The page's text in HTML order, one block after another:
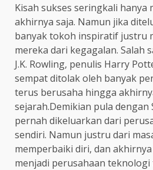
Kisah sukses seringkali hanya
akhirnya saja. Namun jika
banyak tokoh inspiratif justru
mereka dari kegagalan. Salah
J.K. Rowling, penulis Harry
sempat ditolak oleh banyak
terus berusaha hingga
sejarah.Demikian pula dengan
pernah dikeluarkan dari
sendiri. Namun justru dari
memperbaiki diri, dan
menjadi perusahaan teknologi